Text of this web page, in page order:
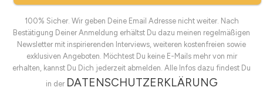
100% Sicher. Wir geben Deine Email Adresse nicht weiter. Nach
Bestätigung Deiner Anmeldung erhältst Du dazu meinen regelmäßigen
Newsletter mit inspirierenden Interviews, weiteren kostenfreien sowie
exklusiven Angeboten. Möchtest Du keine E-Mails mehr von mir
erhalten, kannst Du Dich jederzeit abmelden. Alle Infos dazu findest Du
in der DATENSCHUTZERKLÄRUNG